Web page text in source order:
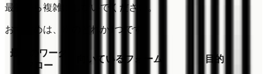
最初から複雑にしないでください。
おすすめは、次のどれか1つです。
最初のワーク
フロー
向いているフォーム 目的